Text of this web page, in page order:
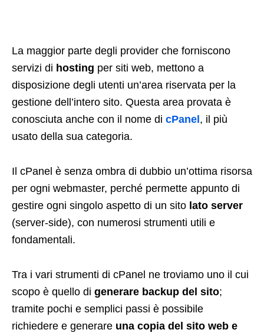
La maggior parte degli provider che forniscono
servizi di hosting per siti web, mettono a
disposizione degli utenti un’area riservata per la
gestione dell’intero sito. Questa area provata è
conosciuta anche con il nome di cPanel, il più
usato della sua categoria.
Il cPanel è senza ombra di dubbio un’ottima risorsa
per ogni webmaster, perché permette appunto di
gestire ogni singolo aspetto di un sito lato server
(server-side), con numerosi strumenti utili e
fondamentali.
Tra i vari strumenti di cPanel ne troviamo uno il cui
scopo è quello di generare backup del sito;
tramite pochi e semplici passi è possibile
richiedere e generare una copia del sito web e